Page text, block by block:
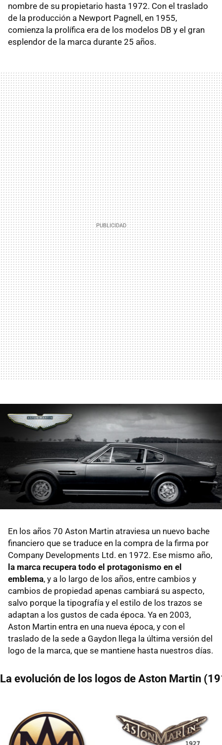
nombre de su propietario hasta 1972. Con el traslado
de la producción a Newport Pagnell, en 1955,
comienza la prolífica era de los modelos DB y el gran
esplendor de la marca durante 25 años.
En los años 70 Aston Martin atraviesa un nuevo bache
financiero que se traduce en la compra de la firma por
Company Developments Ltd. en 1972. Ese mismo año,
la marca recupera todo el protagonismo en el
emblema, y a lo largo de los años, entre cambios y
cambios de propiedad apenas cambiará su aspecto,
salvo porque la tipografía y el estilo de los trazos se
adaptan a los gustos de cada época. Ya en 2003,
Aston Martin entra en una nueva época, y con el
traslado de la sede a Gaydon llega la última versión del
logo de la marca, que se mantiene hasta nuestros días.
La evolución de los logos de Aston Martin